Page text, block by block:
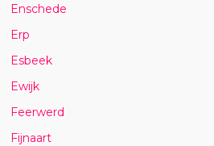
Enschede
Erp
Esbeek
Ewijk
Feerwerd
Fijnaart